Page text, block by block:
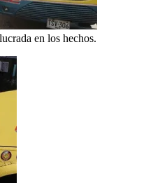
en los hechos.